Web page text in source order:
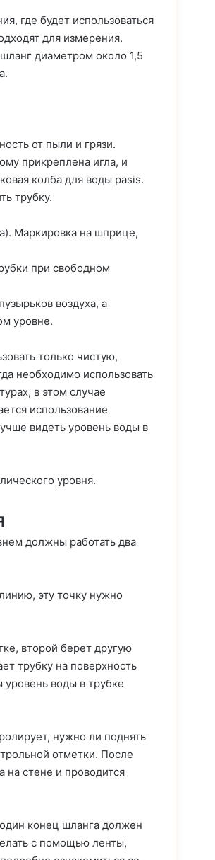
где будет использоваться
для измерения.
диаметром около 1,5
от пыли и грязи.
прикреплена игла, и
колба для воды pasis.
трубку.
Маркировка на шприце,
при свободном
воздуха, а
уровне.
только чистую,
необходимо использовать
в этом случае
использование
видеть уровень воды в
уровня.
должны работать два
эту точку нужно
второй берет другую
трубку на поверхность
воды в трубке
нужно ли поднять
отметки. После
на стене и проводится
конец шланга должен
с помощью ленты,